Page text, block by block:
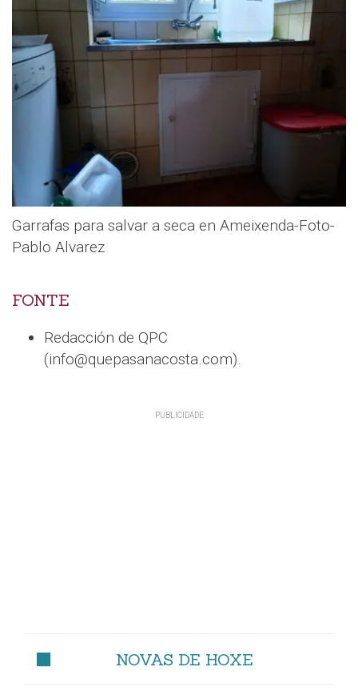
Garrafas para salvar a seca en Ameixenda-Foto-
Pablo Alvarez
FONTE
Redacción de QPC
(info@quepasanacosta.com).
NOVAS DE HOXE